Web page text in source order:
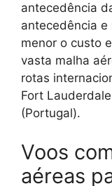
antecedência
antecedência
menor o custo
vasta malha
rotas
Fort
(Portugal).
Voos
aéreas